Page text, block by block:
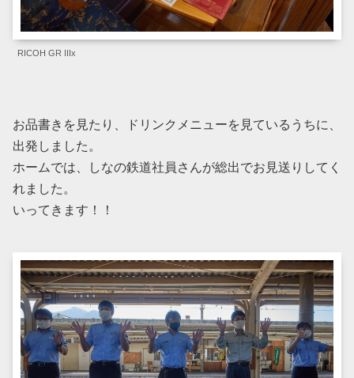
RICOH GR IIIx
お品書きを見たり、ドリンクメニューを見ているうちに、
出発しました。
ホームでは、しなの鉄道社員さんが総出でお見送りしてく
れました。
いってきます！！